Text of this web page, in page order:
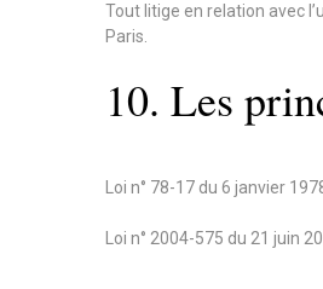
Tout litige en relation avec
Paris.
10. Les
Loi n° 78-17 du 6 janvier
Loi n° 2004-575 du 21 juin